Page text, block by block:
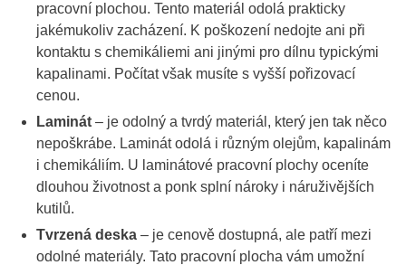
pracovní plochou. Tento materiál odolá prakticky
jakémukoliv zacházení. K poškození nedojte ani při
kontaktu s chemikáliemi ani jinými pro dílnu typickými
kapalinami. Počítat však musíte s vyšší pořizovací
cenou.
Laminát – je odolný a tvrdý materiál, který jen tak něco
nepoškrábe. Laminát odolá i různým olejům, kapalinám
i chemikáliím. U laminátové pracovní plochy oceníte
dlouhou životnost a ponk splní nároky i náruživějších
kutilů.
Tvrzená deska – je cenově dostupná, ale patří mezi
odolné materiály. Tato pracovní plocha vám umožní